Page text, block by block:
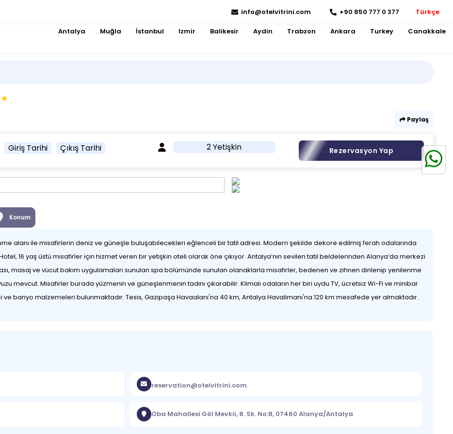
info@otelvitrini.com +90 850 777 0 377 Türkçe
Antalya Muğla İstanbul Izmir Balikesir Aydin Trabzon Ankara Turkey Canakkale
Paylaş
Giriş Tarihi Çıkış Tarihi 2 Yetişkin Rezervasyon Yap
Konum
alanı ile misafirlerin deniz ve güneşle buluşabilecekleri eğlenceli bir tatil adresi. Modern şekilde dekore edilmiş ferah odalarında
16 yaş üstü misafirler için hizmet veren bir yetişkin oteli olarak öne çıkıyor. Antalya’nın sevilen tatil beldelerinden Alanya’da merkezi
masaj ve vücut bakım uygulamaları sunulan spa bölümünde sunulan olanaklarla misafirler, bedenen ve zihnen dinlenip yenilenme
mevcut. Misafirler burada yüzmenin ve güneşlenmenin tadını çıkarabilir. Klimalı odaların her biri uydu TV, ücretsiz Wi-Fi ve minibar
banyo malzemeleri bulunmaktadır. Tesis, Gazipaşa Havaalanı'na 40 km, Antalya Havalimanı'na 120 km mesafede yer almaktadır.
reservation@otelvitrini.com
Oba Mahallesi Göl Mevkii, 8. Sk. No:8, 07460 Alanya/Antalya